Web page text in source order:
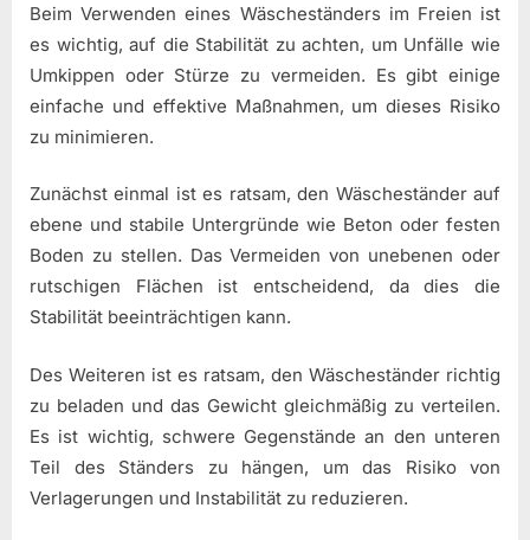
Beim Verwenden eines Wäscheständers im Freien ist
es wichtig, auf die Stabilität zu achten, um Unfälle wie
Umkippen oder Stürze zu vermeiden. Es gibt einige
einfache und effektive Maßnahmen, um dieses Risiko
zu minimieren.
Zunächst einmal ist es ratsam, den Wäscheständer auf
ebene und stabile Untergründe wie Beton oder festen
Boden zu stellen. Das Vermeiden von unebenen oder
rutschigen Flächen ist entscheidend, da dies die
Stabilität beeinträchtigen kann.
Des Weiteren ist es ratsam, den Wäscheständer richtig
zu beladen und das Gewicht gleichmäßig zu verteilen.
Es ist wichtig, schwere Gegenstände an den unteren
Teil des Ständers zu hängen, um das Risiko von
Verlagerungen und Instabilität zu reduzieren.